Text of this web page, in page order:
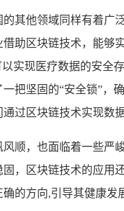
其他领域同样有着广
助区块链技术，能
实现医疗数据的安
把坚固的“安全锁”，
过区块链技术实现数
顺，也面临着一些
，区块链技术的应用
的方向,引导其健康发